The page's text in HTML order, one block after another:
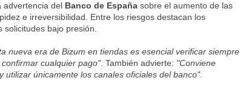
advertencia del Banco de España sobre el aumento de las
e irreversibilidad. Entre los riesgos destacan los
solicitudes bajo presión.
nueva era de Bizum en tiendas es esencial verificar siempre
cualquier pago". También advierte: "Conviene
únicamente los canales oficiales del banco".